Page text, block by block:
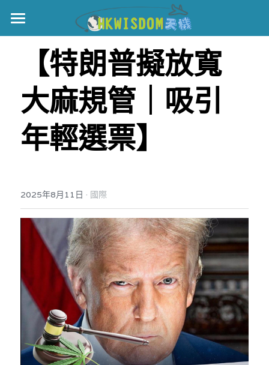
主頁
世界盃
伊美戰爭
黎智英案
正本清源•黎智英案
宏福火災
宏福苑聽證會
宏福火災正視聽
記錄．宏福苑火災
中國
國際
反華推手你要知
反華推手懶人包
民主派騙案十式
KOL 專欄
林淑芳專欄
絕密法庭檔案
【特朗普擬放寬
大麻規管｜吸引
年輕選票】
2025年8月11日 · 國際